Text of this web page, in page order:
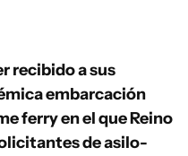
recibido a sus
embarcación
ferry en el que Reino
de asilo-